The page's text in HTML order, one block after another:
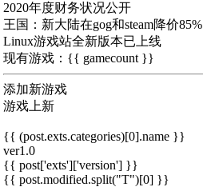
2020年度财务状况公开
王国：新大陆在gog和steam降价85%
Linux游戏站全新版本已上线
现有游戏：{{ gamecount }}
添加新游戏
游戏上新
{{ (post.exts.categories)[0].name }}
ver1.0
{{ post['exts']['version'] }}
{{ post.modified.split("T")[0] }}